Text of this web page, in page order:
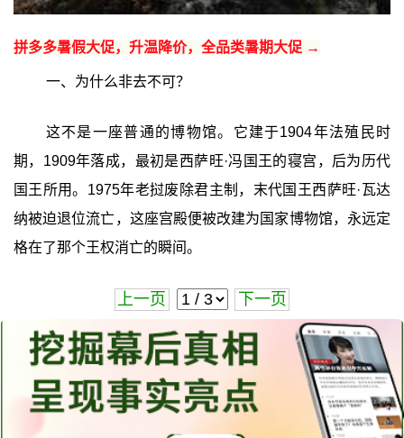
拼多多暑假大促，升温降价，全品类暑期大促 →
一、为什么非去不可？
这不是一座普通的博物馆。它建于1904年法殖民时
期，1909年落成，最初是西萨旺·冯国王的寝宫，后为历代
国王所用。1975年老挝废除君主制，末代国王西萨旺·瓦达
纳被迫退位流亡，这座宫殿便被改建为国家博物馆，永远定
格在了那个王权消亡的瞬间。
上一页 下一页